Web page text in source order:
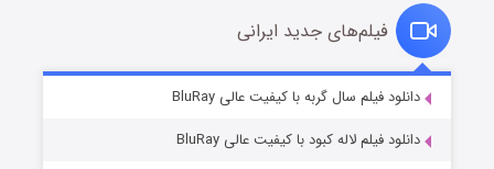
قسمت۶ (زیرنویس) منتشر شد
فیلم‌های جدید ایرانی
دانلود فیلم سال گربه با کیفیت عالی BluRay
دانلود فیلم لاله کبود با کیفیت عالی BluRay